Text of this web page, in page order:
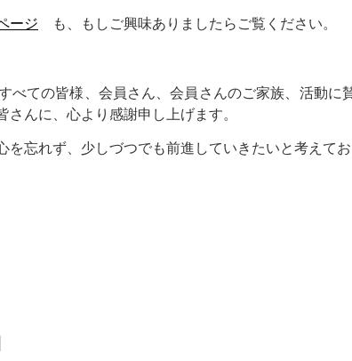
ージ も、もしご興味ありましたらご覧ください。
ての皆様、会員さん、会員さんのご家族、活動に
んに、心より感謝申し上げます。
忘れず、少しづつでも前進していきたいと考えてお